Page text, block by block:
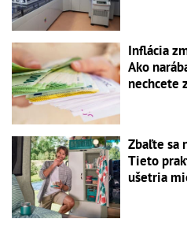
Inflácia
Ako
nechcete
Zbaľte sa
Tieto
ušetria